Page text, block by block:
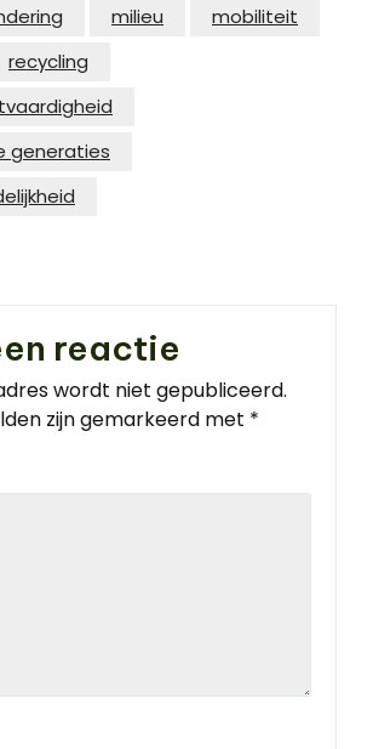
milieu
mobiliteit
recycling
generaties
reactie
wordt niet gepubliceerd.
zijn gemarkeerd met *